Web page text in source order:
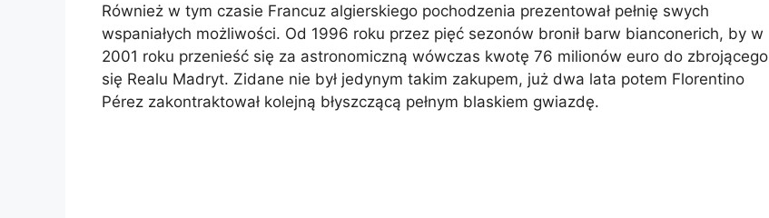
Również w tym czasie Francuz algierskiego pochodzenia prezentował pełnię swych
wspaniałych możliwości. Od 1996 roku przez pięć sezonów bronił barw bianconerich, by w
2001 roku przenieść się za astronomiczną wówczas kwotę 76 milionów euro do zbrojącego
się Realu Madryt. Zidane nie był jedynym takim zakupem, już dwa lata potem Florentino
Pérez zakontraktował kolejną błyszczącą pełnym blaskiem gwiazdę.